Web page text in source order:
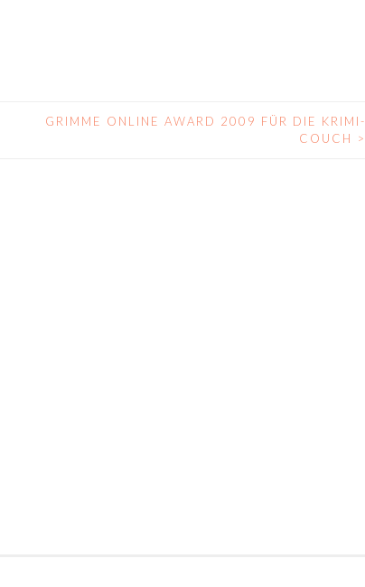
GRIMME ONLINE AWARD 2009 FÜR DIE KRIMI-
COUCH >